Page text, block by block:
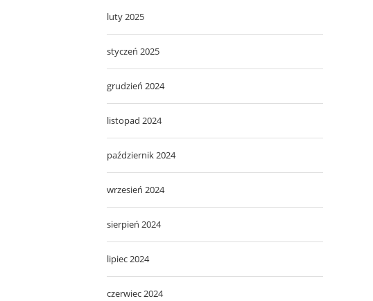
luty 2025
styczeń 2025
grudzień 2024
listopad 2024
październik 2024
wrzesień 2024
sierpień 2024
lipiec 2024
czerwiec 2024